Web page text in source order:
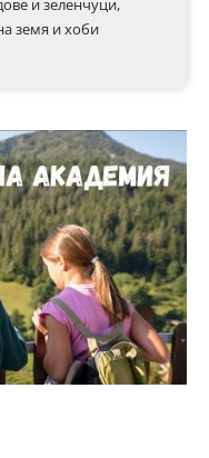
и зеленчуци,
земя и хоби